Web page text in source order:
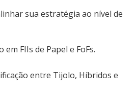
sua estratégia ao nível de
em FIIs de Papel e FoFs.
entre Tijolo, Híbridos e